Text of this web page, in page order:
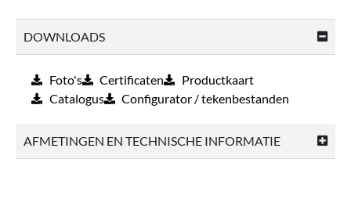
DOWNLOADS
Foto's Certificaten
Productkaart
Catalogus
Configurator / tekenbestanden
AFMETINGEN EN TECHNISCHE INFORMATIE